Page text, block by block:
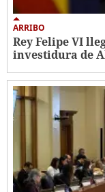
ARRIBO
Rey Felipe VI
investidura de